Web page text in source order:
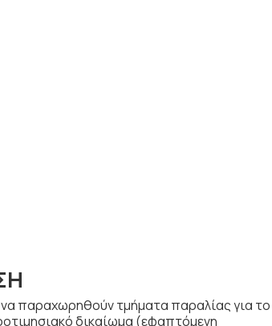
παραχωρηθούν τμήματα παραλίας για το
δικαίωμα (εφαπτόμενη